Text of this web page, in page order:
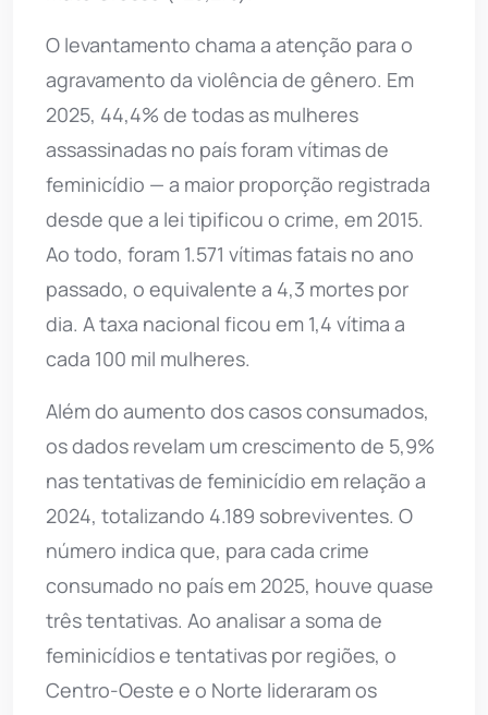
O levantamento chama a atenção para o
agravamento da violência de gênero. Em
2025, 44,4% de todas as mulheres
assassinadas no país foram vítimas de
feminicídio — a maior proporção registrada
desde que a lei tipificou o crime, em 2015.
Ao todo, foram 1.571 vítimas fatais no ano
passado, o equivalente a 4,3 mortes por
dia. A taxa nacional ficou em 1,4 vítima a
cada 100 mil mulheres.
Além do aumento dos casos consumados,
os dados revelam um crescimento de 5,9%
nas tentativas de feminicídio em relação a
2024, totalizando 4.189 sobreviventes. O
número indica que, para cada crime
consumado no país em 2025, houve quase
três tentativas. Ao analisar a soma de
feminicídios e tentativas por regiões, o
Centro-Oeste e o Norte lideraram os